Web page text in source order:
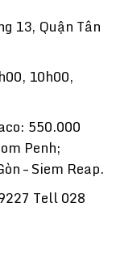
13, Quận Tân
10h00,
550.000
Penh;
– Siem Reap.
Tell 028